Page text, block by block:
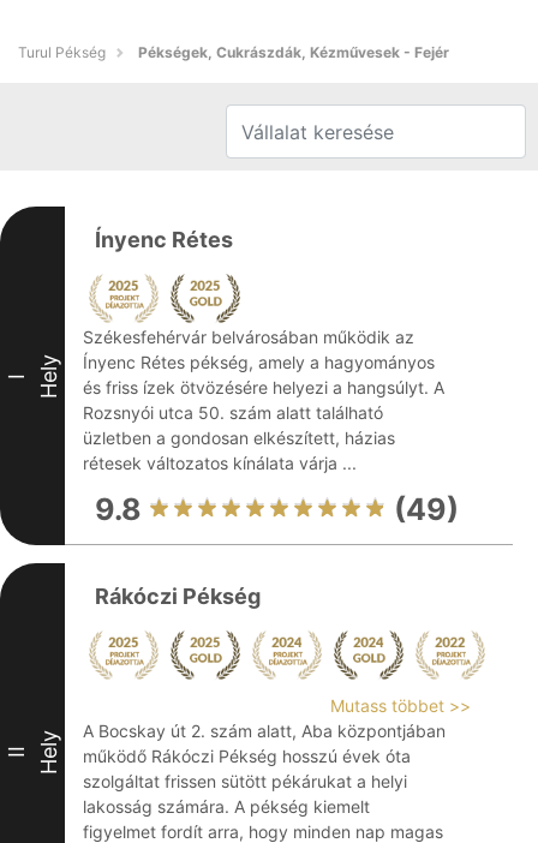
Turul Pékség Pékségek, Cukrászdák, Kézművesek - Fejér
I Hely
Ínyenc Rétes
Székesfehérvár belvárosában működik az
Ínyenc Rétes pékség, amely a hagyományos
és friss ízek ötvözésére helyezi a hangsúlyt. A
Rozsnyói utca 50. szám alatt található
üzletben a gondosan elkészített, házias
rétesek változatos kínálata várja ...
9.8 (49)
II Hely
Rákóczi Pékség
Mutass többet >>
A Bocskay út 2. szám alatt, Aba központjában
működő Rákóczi Pékség hosszú évek óta
szolgáltat frissen sütött pékárukat a helyi
lakosság számára. A pékség kiemelt
figyelmet fordít arra, hogy minden nap magas